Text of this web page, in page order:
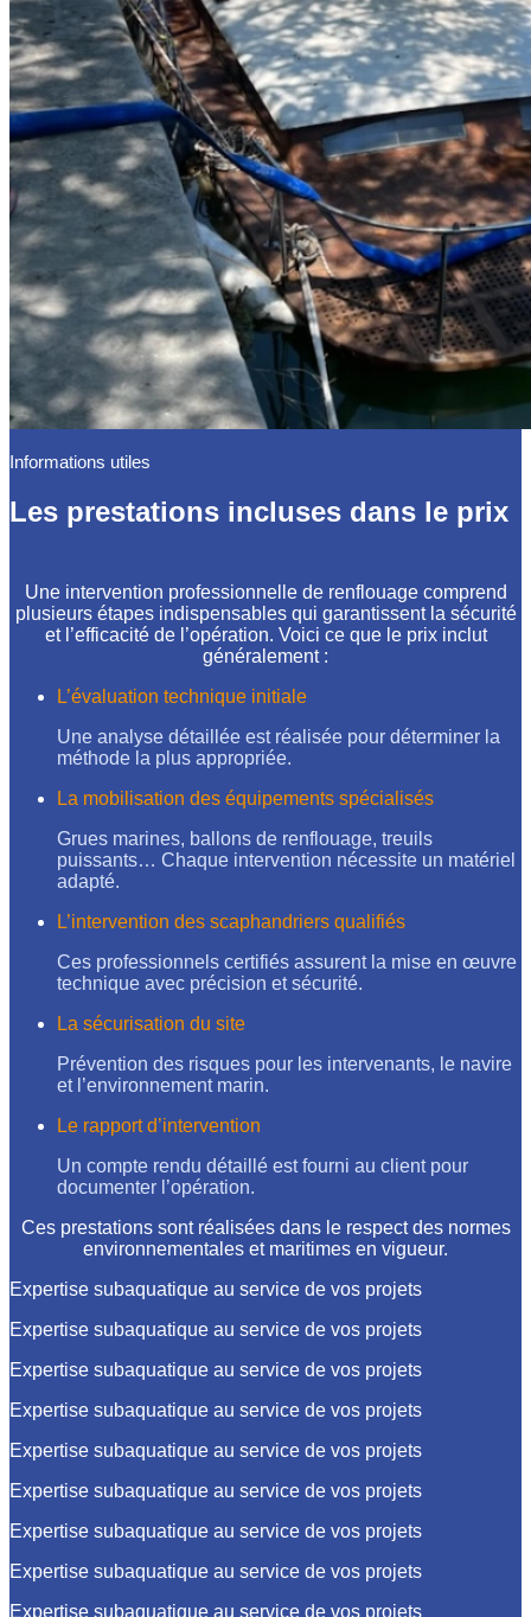
Informations utiles
Les prestations incluses dans le prix
Une intervention professionnelle de renflouage comprend
plusieurs étapes indispensables qui garantissent la sécurité
et l’efficacité de l’opération. Voici ce que le prix inclut
généralement :
L’évaluation technique initiale
Une analyse détaillée est réalisée pour déterminer la
méthode la plus appropriée.
La mobilisation des équipements spécialisés
Grues marines, ballons de renflouage, treuils
puissants… Chaque intervention nécessite un matériel
adapté.
L’intervention des scaphandriers qualifiés
Ces professionnels certifiés assurent la mise en œuvre
technique avec précision et sécurité.
La sécurisation du site
Prévention des risques pour les intervenants, le navire
et l’environnement marin.
Le rapport d’intervention
Un compte rendu détaillé est fourni au client pour
documenter l’opération.
Ces prestations sont réalisées dans le respect des normes
environnementales et maritimes en vigueur.
Expertise subaquatique au service de vos projets
Expertise subaquatique au service de vos projets
Expertise subaquatique au service de vos projets
Expertise subaquatique au service de vos projets
Expertise subaquatique au service de vos projets
Expertise subaquatique au service de vos projets
Expertise subaquatique au service de vos projets
Expertise subaquatique au service de vos projets
Expertise subaquatique au service de vos projets